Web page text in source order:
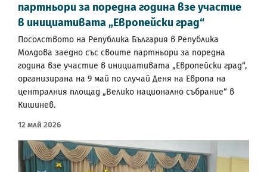
партньори за поредна година взе участие
в инициативата „Европейски град“
Посолството на Република България в Република
Молдова заедно със своите партньори за поредна
година взе участие в инициативата „Европейски град“,
организирана на 9 май по случай Деня на Европа на
централния площад „Велико национално събрание“ в
Кишинев.
12 Май 2026